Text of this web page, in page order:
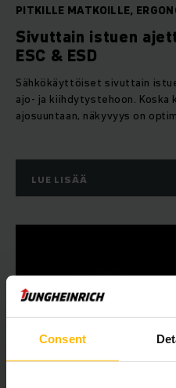
Consent
PITKILLE MATKOILLE,
Sivuttain istuen
ESC & ESD
Sähkökäyttöiset sivuttain
ajo- ja kiihdytystehoon.
ajosuuntaan, näkyvyys on
LUE LISÄÄ